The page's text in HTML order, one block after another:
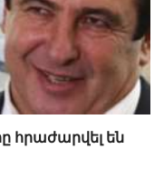
հրաժարվել են